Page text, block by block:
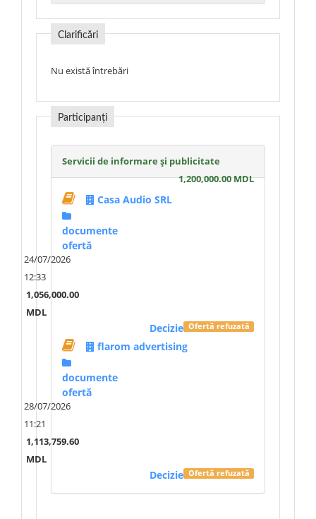
Clarificări
Nu există întrebări
Participanți
Servicii de informare și publicitate
1,200,000.00 MDL
Casa Audio SRL
documente
ofertă
24/07/2026
12:33
1,056,000.00
MDL
Ofertă refuzată
Decizie
flarom advertising
documente
ofertă
28/07/2026
11:21
1,113,759.60
MDL
Ofertă refuzată
Decizie